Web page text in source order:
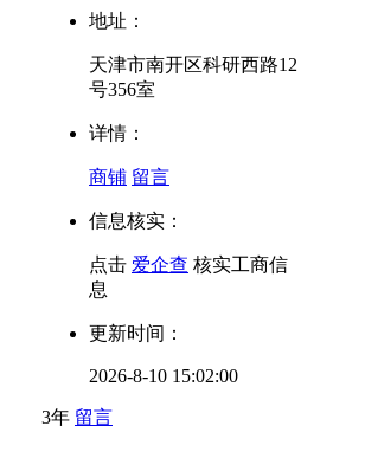
地址：
天津市南开区科研西路12
号356室
详情：
商铺 留言
信息核实：
点击 爱企查 核实工商信
息
更新时间：
2026-8-10 15:02:00
3年 留言